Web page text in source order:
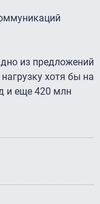
из предложений
хотя бы на
и еще 420 млн